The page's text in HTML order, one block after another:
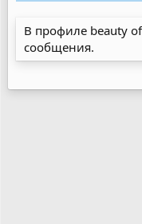
В профиле beauty
сообщения.